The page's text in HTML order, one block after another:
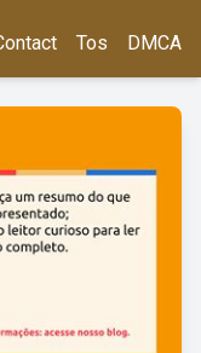
Tos DMCA